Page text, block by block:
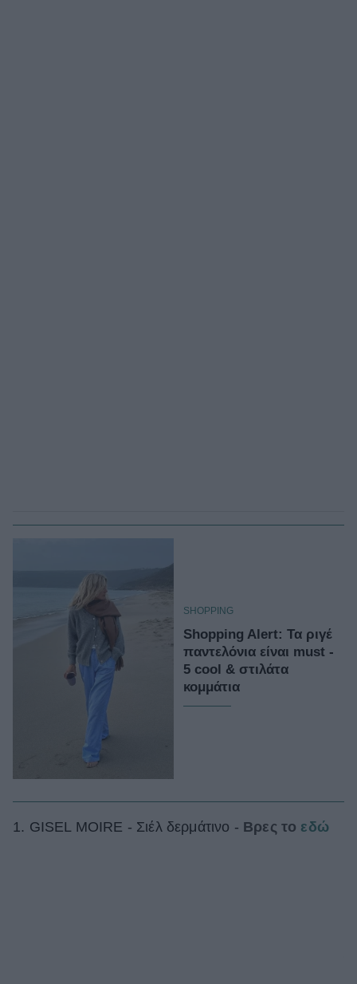
SHOPPING
Shopping Alert: Τα ριγέ
παντελόνια είναι must -
5 cool & στιλάτα
κομμάτια
1. GISEL MOIRE - Σιέλ δερμάτινο - Βρες το εδώ